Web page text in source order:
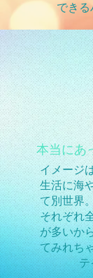
できる
本当にあ
イメージ
生活に海
て別世界
それぞれ
が多いか
てみれち
テ